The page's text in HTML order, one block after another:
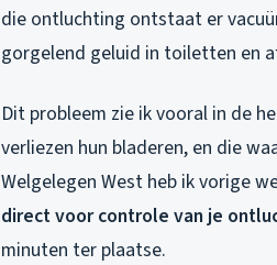
die ontluchting ontstaat er
gorgelend geluid in toiletten en
Dit probleem zie ik vooral in de
verliezen hun bladeren, en die
Welgelegen West heb ik vorige
direct voor controle van je
minuten ter plaatse.